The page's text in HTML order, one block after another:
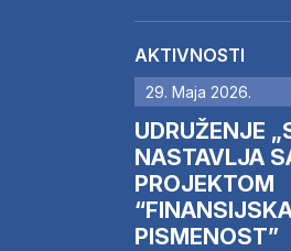
AKTIVNOSTI
29. Maja 2026.
UDRUŽENJE
NASTAVLJA
PROJEKTOM
PISMENOST”